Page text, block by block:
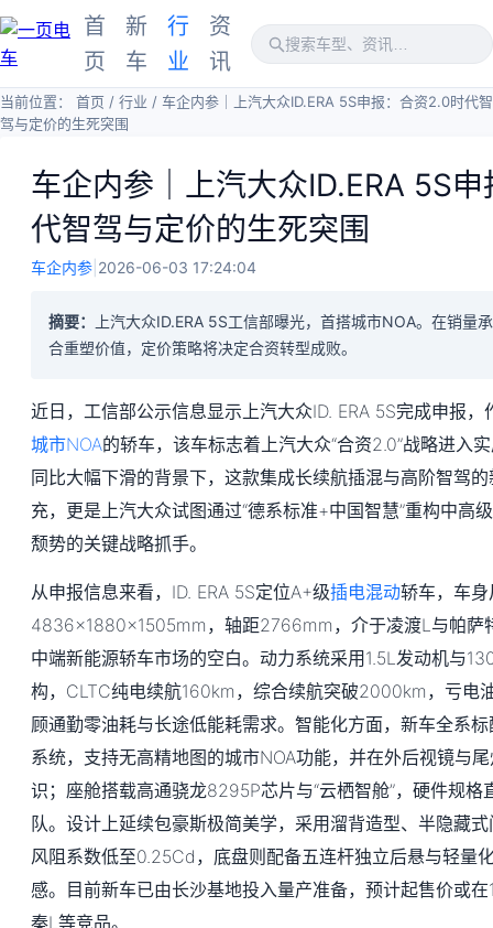
首
页
新
车
行
业
资
讯
当前位置： 首页 / 行业 / 车企内参｜上汽大众ID.ERA 5S申报：合资2.0时代智
驾与定价的生死突围
车企内参｜上汽大众ID.ERA 5S
代智驾与定价的生死突围
车企内参 2026-06-03 17:24:04
摘要：
上汽大众ID.ERA 5S工信部曝光，首搭城市NOA。在销量
合重塑价值，定价策略将决定合资转型成败。
近日，工信部公示信息显示上汽大众ID. ERA 5S完成申报
城市NOA的轿车，该车标志着上汽大众“合资2.0”战略进入
同比大幅下滑的背景下，这款集成长续航插混与高阶智驾
充，更是上汽大众试图通过“德系标准+中国智慧”重构中高
颓势的关键战略抓手。
从申报信息来看，ID. ERA 5S定位A+级插电混动轿车，车身
4836×1880×1505mm，轴距2766mm，介于凌渡L与帕萨
中端新能源轿车市场的空白。动力系统采用1.5L发动机与
构，CLTC纯电续航160km，综合续航突破2000km，亏电
顾通勤零油耗与长途低能耗需求。智能化方面，新车全系标
系统，支持无高精地图的城市NOA功能，并在外后视镜与尾
识；座舱搭载高通骁龙8295P芯片与“云栖智舱”，硬件规格
队。设计上延续包豪斯极简美学，采用溜背造型、半隐藏
风阻系数低至0.25Cd，底盘则配备五连杆独立后悬与轻量
感。目前新车已由长沙基地投入量产准备，预计起售价或
秦L等竞品。